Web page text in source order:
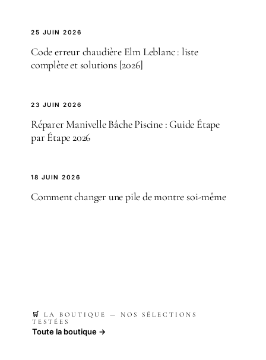
25 JUIN 2026
Code erreur chaudière Elm Leblanc : liste
complète et solutions [2026]
23 JUIN 2026
Réparer Manivelle Bâche Piscine : Guide Étape
par Étape 2026
18 JUIN 2026
Comment changer une pile de montre soi-même
🛒 LA BOUTIQUE — NOS SÉLECTIONS
TESTÉES
Toute la boutique →